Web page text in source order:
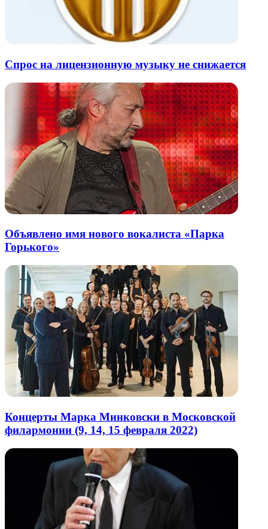
Спрос на лицензионную музыку не снижается
Объявлено имя нового вокалиста «Парка
Горького»
Концерты Марка Минковски в Московской
филармонии (9, 14, 15 февраля 2022)